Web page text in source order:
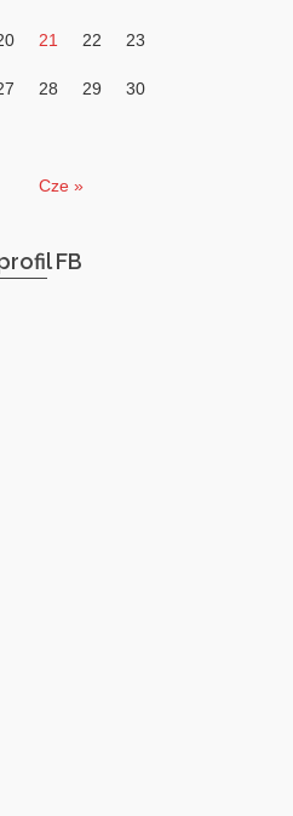
Cze »
21 22 23
28 29 30
FB